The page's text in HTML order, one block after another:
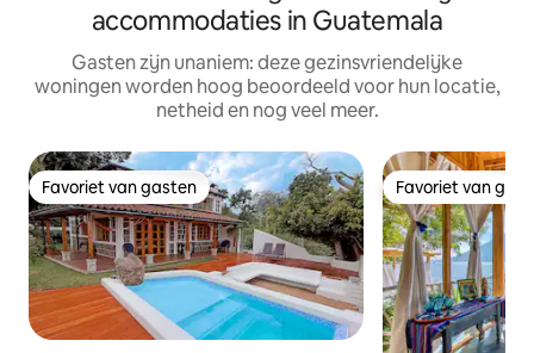
accommodaties in Guatemala
Gasten zijn unaniem: deze gezinsvriendelijke
woningen worden hoog beoordeeld voor hun locatie,
netheid en nog veel meer.
Favoriet van gasten
Favoriet van gasten Favoriet van
Favoriet van